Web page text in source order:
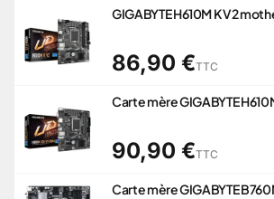
GIGABYTE H610M K V2
86,90 €TTC
Carte mère GIGABYTE
90,90 €TTC
Carte mère GIGABYTE